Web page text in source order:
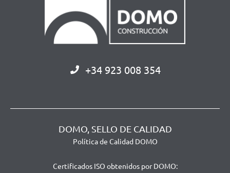
+34 923 008 354
DOMO, SELLO DE CALIDAD
Política de Calidad DOMO
Certificados ISO obtenidos por DOMO: